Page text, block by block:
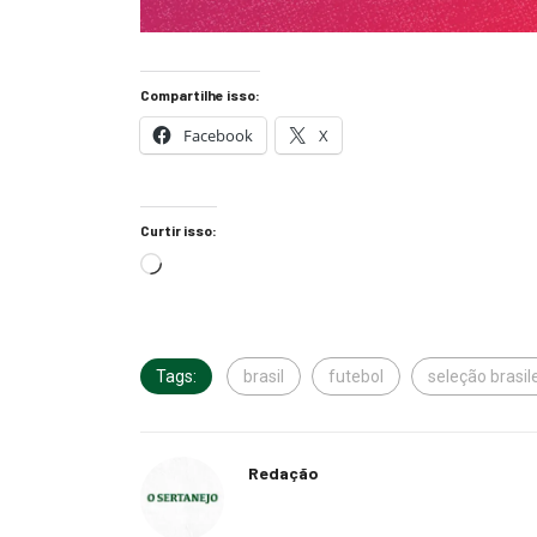
Compartilhe isso:
Facebook X
Curtir isso:
Tags: brasil futebol seleção
Redação